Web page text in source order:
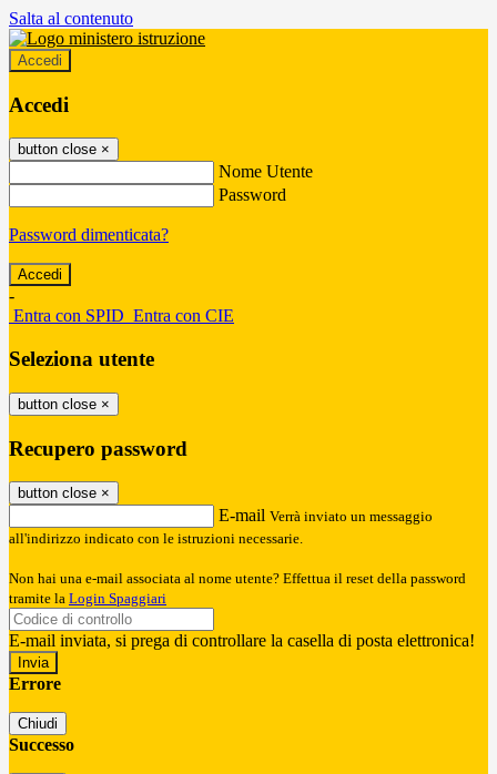
Salta al contenuto
Accedi
Accedi
button close ×
Nome Utente
Password
Password dimenticata?
-
Entra con SPID Entra con CIE
Seleziona utente
button close ×
Recupero password
button close ×
E-mail Verrà inviato un messaggio
all'indirizzo indicato con le istruzioni necessarie.
Non hai una e-mail associata al nome utente? Effettua il reset della password
tramite la Login Spaggiari
E-mail inviata, si prega di controllare la casella di posta elettronica!
Errore
Chiudi
Successo